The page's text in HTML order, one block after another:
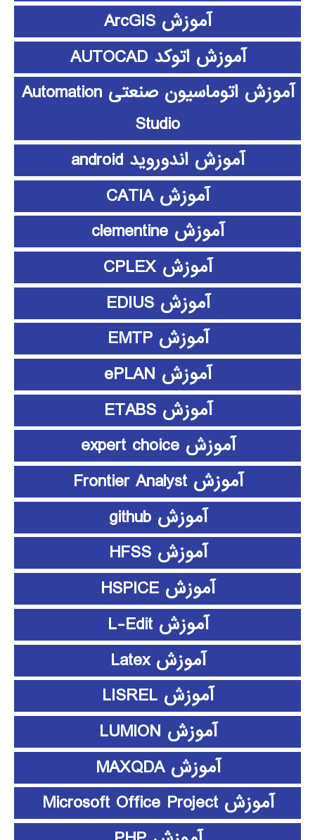
آموزش ArcGIS
آموزش اتوکد AUTOCAD
آموزش اتوماسیون صنعتی Automation
Studio
آموزش اندوروید android
آموزش CATIA
آموزش clementine
آموزش CPLEX
آموزش EDIUS
آموزش EMTP
آموزش ePLAN
آموزش ETABS
آموزش expert choice
آموزش Frontier Analyst
آموزش github
آموزش HFSS
آموزش HSPICE
آموزش L-Edit
آموزش Latex
آموزش LISREL
آموزش LUMION
آموزش MAXQDA
آموزش Microsoft Office Project